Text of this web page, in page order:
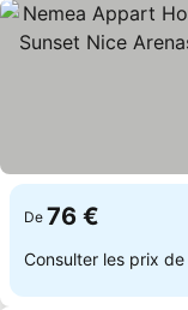
De 76 €
Consulter les prix de